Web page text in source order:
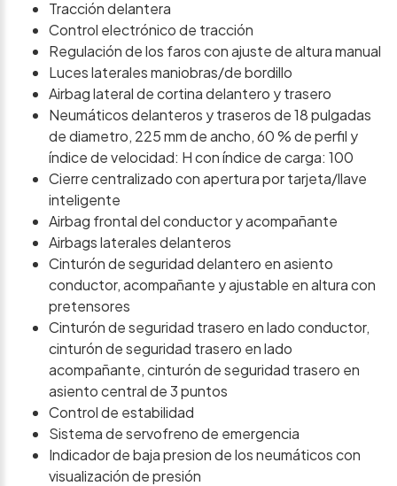
Tracción delantera
Control electrónico de tracción
Regulación de los faros con ajuste de altura manual
Luces laterales maniobras/de bordillo
Airbag lateral de cortina delantero y trasero
Neumáticos delanteros y traseros de 18 pulgadas
de diametro, 225 mm de ancho, 60 % de perfil y
índice de velocidad: H con índice de carga: 100
Cierre centralizado con apertura por tarjeta/llave
inteligente
Airbag frontal del conductor y acompañante
Airbags laterales delanteros
Cinturón de seguridad delantero en asiento
conductor, acompañante y ajustable en altura con
pretensores
Cinturón de seguridad trasero en lado conductor,
cinturón de seguridad trasero en lado
acompañante, cinturón de seguridad trasero en
asiento central de 3 puntos
Control de estabilidad
Sistema de servofreno de emergencia
Indicador de baja presion de los neumáticos con
visualización de presión